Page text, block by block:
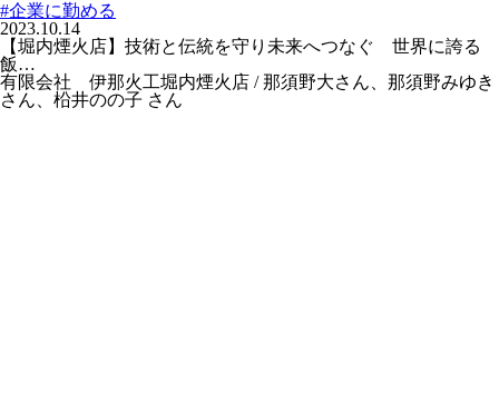
#企業に勤める
2023.10.14
【堀内煙火店】技術と伝統を守り未来へつなぐ 世界に誇る
飯…
有限会社 伊那火工堀内煙火店 / 那須野大さん、那須野みゆき
さん、柗井のの子 さん